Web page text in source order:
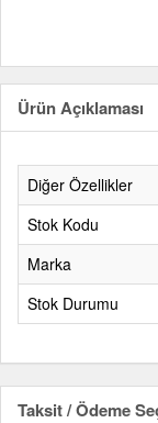
Ürün Açıklaması
Diğer Özellikler
Stok Kodu
Marka
Stok Durumu
Taksit / Ödeme